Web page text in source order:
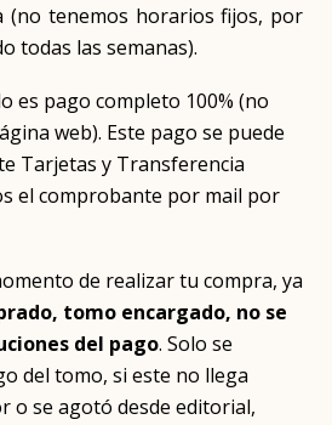
(no tenemos horarios fijos, por
todas las semanas).
es pago completo 100% (no
web). Este pago se puede
Tarjetas y Transferencia
el comprobante por mail por
de realizar tu compra, ya
tomo encargado, no se
del pago. Solo se
del tomo, si este no llega
o se agotó desde editorial,